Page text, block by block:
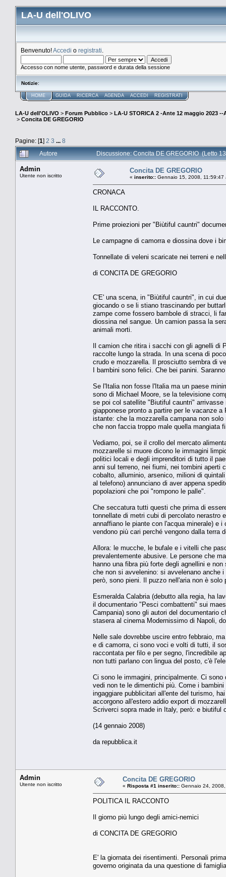
LA-U dell'OLIVO
Benvenuto!Accedi o registrati
Accesso con nome utente, password e durata della sessione
Notizie:
HOME GUIDA RICERCA AGENDA ACCEDI REGISTRATI
LA-U dell'OLIVO > Forum Pubblico > LA-U STORICA 2 -Ante 12 maggio 2023 --
> Concita DE GREGORIO
Pagine: [1] 2 3 ... 8
Autore
Discussione: Concita DE GREGORIO (Letto
Admin
Utente non iscritto
Concita DE GREGORIO
« inserito:: Gennaio 15, 2008, 11:59:47
CRONACA
IL RACCONTO.
Prime proiezioni per "Biùtiful cauntri"
Le campagne di camorra e diossina dove i
Tonnellate di veleni scaricate nei terreni e
di CONCITA DE GREGORIO
C'E' una scena, in "Biùtiful cauntri", in cui
giocando o se li stiano trascinando per
zampe come fossero bambole di stracci, li
diossina nel sangue. Un camion passa la
animali morti.
Il camion che ritira i sacchi con gli agnelli di
raccolte lungo la strada. In una scena di
crudo e mozzarella. Il prosciutto sembra di
I bambini sono felici. Che bei panini.
Se l'Italia non fosse l'Italia ma un paese
sono di Michael Moore, se la televisione
se poi col satellite "Biutiful cauntri" arrivasse
giapponese pronto a partire per le vacanze
istante: che la mozzarella campana non
che non faccia troppo male quella mangiata
Vediamo, poi, se il crollo del mercato
mozzarelle si muore dicono le immagini
politici locali e degli imprenditori di tutto il
anni sul terreno, nei fiumi, nei tombini aperti
cobalto, alluminio, arsenico, milioni di
al telefono) annunciano di aver appena
popolazioni che poi "rompono le palle".
Che seccatura tutti questi che prima di
tonnellate di metri cubi di percolato nerastro
annaffiano le piante con l'acqua minerale) e
vendono più cari perché vengono dalla terra
Allora: le mucche, le bufale e i vitelli che
prevalentemente abusive. Le persone che
hanno una fibra più forte degli agnellini e
che non si avvelenino: si avvelenano anche
però, sono pieni. Il puzzo nell'aria non è
Esmeralda Calabria (debutto alla regia, ha
il documentario "Pesci combattenti" sui
Campania) sono gli autori del documentario
stasera al cinema Modernissimo di Napoli,
Nelle sale dovrebbe uscire entro febbraio,
e di camorra, ci sono voci e volti di tutti, il
raccontata per filo e per segno, l'incredibile
non tutti parlano con lingua del posto, c'è
Ci sono le immagini, principalmente. Ci
vedi non te le dimentichi più. Come i
ingaggiare pubblicitari all'ente del turismo,
accorgono all'estero addio export di
Scriverci sopra made in Italy, però: e biutiful
(14 gennaio 2008)
da repubblica.it
Admin
Utente non iscritto
Concita DE GREGORIO
« Risposta #1 inserito:: Gennaio 24,
POLITICA IL RACCONTO
Il giorno più lungo degli amici-nemici
di CONCITA DE GREGORIO
E' la giornata dei risentimenti. Personali
governo originata da una questione di